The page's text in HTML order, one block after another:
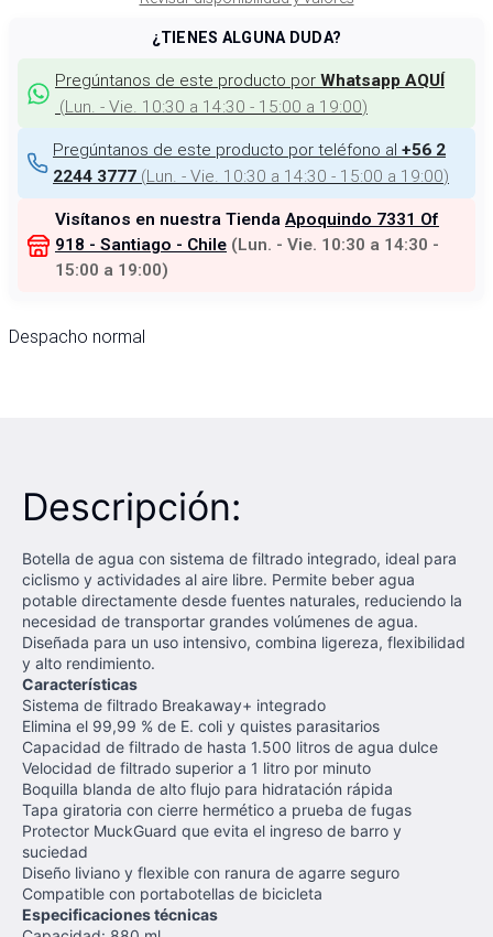
¿TIENES ALGUNA DUDA?
Pregúntanos de este producto por Whatsapp AQUÍ
(Lun. - Vie. 10:30 a 14:30 - 15:00 a 19:00)
Pregúntanos de este producto por teléfono al +56 2
2244 3777 (Lun. - Vie. 10:30 a 14:30 - 15:00 a 19:00)
Visítanos en nuestra Tienda Apoquindo 7331 Of
918 - Santiago - Chile (Lun. - Vie. 10:30 a 14:30 -
15:00 a 19:00)
Despacho normal
Descripción:
Botella de agua con sistema de filtrado integrado, ideal para
ciclismo y actividades al aire libre. Permite beber agua
potable directamente desde fuentes naturales, reduciendo la
necesidad de transportar grandes volúmenes de agua.
Diseñada para un uso intensivo, combina ligereza, flexibilidad
y alto rendimiento.
Características
Sistema de filtrado Breakaway+ integrado
Elimina el 99,99 % de E. coli y quistes parasitarios
Capacidad de filtrado de hasta 1.500 litros de agua dulce
Velocidad de filtrado superior a 1 litro por minuto
Boquilla blanda de alto flujo para hidratación rápida
Tapa giratoria con cierre hermético a prueba de fugas
Protector MuckGuard que evita el ingreso de barro y
suciedad
Diseño liviano y flexible con ranura de agarre seguro
Compatible con portabotellas de bicicleta
Especificaciones técnicas